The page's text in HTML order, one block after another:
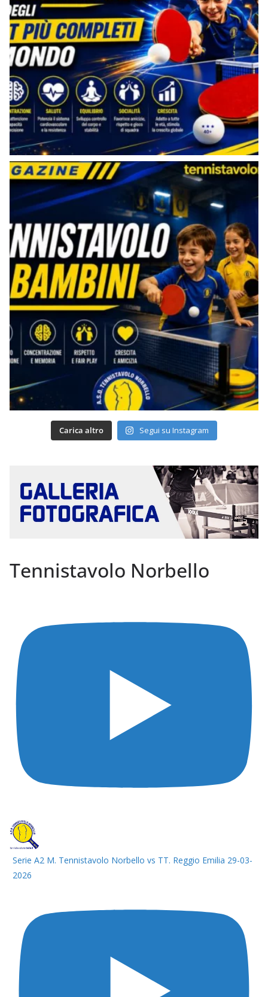
Carica altro Segui su Instagram
Tennistavolo Norbello
Serie A2 M. Tennistavolo Norbello vs TT. Reggio Emilia 29-03-
2026